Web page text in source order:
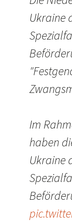
Ukraine
Im
haben
Ukraine